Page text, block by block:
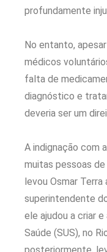
profundamente
No entanto,
médicos
falta de
diagnóstico e
deveria ser um
A indignação com
muitas pessoas
levou Osmar
superintendente
ele ajudou a criar
Saúde (SUS), no